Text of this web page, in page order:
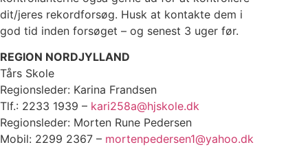
dit/jeres rekordforsøg. Husk at kontakte dem i
god tid inden forsøget – og senest 3 uger før.
REGION NORDJYLLAND
Tårs Skole
Regionsleder: Karina Frandsen
Tlf.: 2233 1939 – kari258a@hjskole.dk
Regionsleder: Morten Rune Pedersen
Mobil: 2299 2367 – mortenpedersen1@yahoo.dk